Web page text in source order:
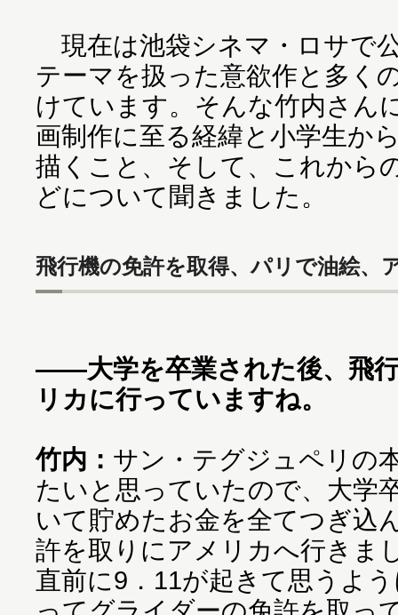
現在は池袋シネマ・ロサで
テーマを扱った意欲作と多く
けています。そんな竹内さん
画制作に至る経緯と小学生か
描くこと、そして、これから
どについて聞きました。
飛行機の免許を取得、パリで油絵
――大学を卒業された後、飛
リカに行っていますね。
竹内： サン・テグジュペリの
たいと思っていたので、大学
いて貯めたお金を全てつぎ込
許を取りにアメリカへ行きま
直前に9．11が起きて思うよ